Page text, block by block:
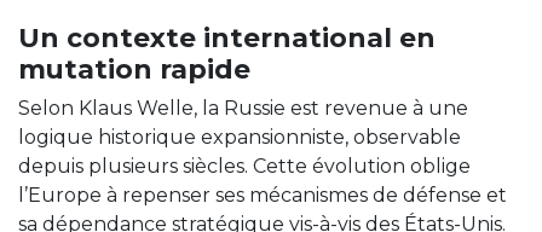
Un contexte international en
mutation rapide
Selon Klaus Welle, la Russie est revenue à une
logique historique expansionniste, observable
depuis plusieurs siècles. Cette évolution oblige
l’Europe à repenser ses mécanismes de défense et
sa dépendance stratégique vis-à-vis des États-Unis.